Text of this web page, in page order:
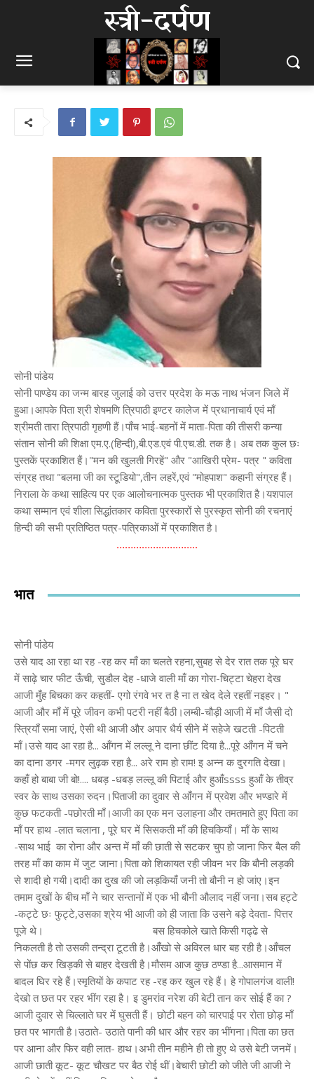
स्त्री-दर्पण
सोनी पांडेय
सोनी पाण्डेय का जन्म बारह जुलाई को उत्तर प्रदेश के मऊ नाथ भंजन जिले में
हुआ।आपके पिता श्री शेषमणि त्रिपाठी इण्टर कालेज में प्रधानाचार्य एवं माँ
श्रीमती तारा त्रिपाठी गृहणी हैं।पाँच भाई-बहनों में माता-पिता की तीसरी कन्या
संतान सोनी की शिक्षा एम.ए.(हिन्दी),बी.एड.एवं पी.एच.डी. तक है। अब तक कुल छः
पुस्तकें प्रकाशित हैं।"मन की खुलती गिरहें" और "आखिरी प्रेम- पत्र " कविता
संग्रह तथा "बलमा जी का स्टूडियो",तीन लहरें,एवं "मोहपाश" कहानी संग्रह हैं।
निराला के कथा साहित्य पर एक आलोचनात्मक पुस्तक भी प्रकाशित है।यशपाल
कथा सम्मान एवं शीला सिद्धांतकार कविता पुरस्कारों से पुरस्कृत सोनी की रचनाएं
हिन्दी की सभी प्रतिष्ठित पत्र-पत्रिकाओं में प्रकाशित है।
………………………..
भात
सोनी पांडेय
उसे याद आ रहा था रह -रह कर माँ का चलते रहना,सुबह से देर रात तक पूरे घर में साढ़े चार फीट ऊँची, सुडौल देह -धाजे वाली माँ का गोरा-चिट्टा चेहरा देख आजी मुँह बिचका कर कहतीं- एगो रंगवे भर त है ना त खेद देले रहतीं नइहर। " आजी और माँ में पूरे जीवन कभी पटरी नहीं बैठी।लम्बी-चौड़ी आजी में माँ जैसी दो स्त्रियाँ समा जाएं, ऐसी थी आजी और अपार धैर्य सीने में सहेजे खटती -पिटती माँ।उसे याद आ रहा है... आँगन में लल्लू ने दाना छींट दिया है...पूरे आँगन में चने का दाना डगर -मगर लुढ़क रहा है... अरे राम हो राम! इ अन्न क दुरगति देखा। कहाँ हो बाबा जी बो!.... धबड़ -धबड़ लल्लू की पिटाई और हुआँssss हुआँ के तीव्र स्वर के साथ उसका रुदन।पिताजी का दुवार से आँगन में प्रवेश और भण्डारे में कुछ फटकती -पछोरती माँ।आजी का एक मन उलाहना और तमतमाते हुए पिता का माँ पर हाथ -लात चलाना , पूरे घर में सिसकती माँ की हिचकियाँ। माँ के साथ -साथ भाई का रोना और अन्त में माँ की छाती से सटकर चुप हो जाना फिर बैल की तरह माँ का काम में जुट जाना।पिता को शिकायत रही जीवन भर कि बौनी लड़की से शादी हो गयी।दादी का दुख की जो लड़कियाँ जनी तो बौनी न हो जांए।इन तमाम दुखों के बीच माँ ने चार सन्तानों में एक भी बौनी औलाद नहीं जना।सब हट्टे -कट्टे छः फुट्टे,उसका श्रेय भी आजी को ही जाता कि उसने बड़े देवता- पित्तर पूजे थे। बस हिचकोले खाते किसी गढ्ढे से निकलती है तो उसकी तन्द्रा टूटती है।आँँखो से अविरल धार बह रही है।आँचल से पोंछ कर खिड़की से बाहर देखती है।मौसम आज कुछ ठण्डा है...आसमान में बादल घिर रहे हैं।स्मृतियों के कपाट रह -रह कर खुल रहे हैं। हे गोपालगंज वाली!देखो त छत पर रहर भींग रहा है। इ डुमरांव नरेश की बेटी तान कर सोई हैंं का ? आजी दुवार से चिल्लाते घर में घुसती हैं। छोटी बहन को चारपाई पर रोता छोड़ माँ छत पर भागती है।उठाते- उठाते पानी की धार और रहर का भींगना।पिता का छत पर आना और फिर वही लात- हाथ।अभी तीन महीने ही तो हुए थे उसे बेटी जनमें।आजी छाती कूट- कूट चौखट पर बैठ रोई थीं।बेचारी छोटी को जीते जी आजी ने कभी गोद में नहीं लिया। कितना तो भरा है हलाहल,...आकण्ठ हलाहल।वह जार-जार रोती है चलती बस में।बगल में बैठी बूढ़ी औरत सांत्वना देती है।यही दुनिया की रीत है बेटी!..जो आया है सबको एक दिन नौ मन चइली पर ही राख होना है, पर माया जो न कराये।वह थोड़ी संयत होती है...सोचती है ,कैसे जान लिया इस औरत ने बिना कहे कि मैं मृत्यु के शोक में हूँ।कितना अजीब है न औरतों का एक दूसरे का दुख समझ लेने की अनुभूति। पिता की नफरत और आजी के उलाहनों के दो पाटों में माँ आजीवन पिसती चली गयी ,पीछे छूट गया भरा -पूरा परिवार।वह सोचती है ...क्या माँ के बाद भी उन्हें वैसे ही तीज -खिचड़ी,सावन ,आद्रा में याद किया जाएगा? मन में एक हूक उठती है....हूं! जिस पिता ने कभी सिर पर स्नेह से हाथ नहीं रखा ,उससे क्या उम्मीदें।भाई पहले ही साड़ी कपड़े के नाम पर बहनों को लालची और अँचार -चटनी देते देख चटोरी घोषित कर अपमानित करते रहे,अब तो यह स्नेह भी खत्म उस आँगन से जहाँ जन्म ले पलीं -बढ़ीं।उसका दिल तरह -तरह की कल्पनाओं में उफन रहा था। बारिश छूट गयी है,बस के यात्री खिडक़ी का शीशा बन्द कर रहे हैं।बीच- बीच में कन्डेक्टर यात्रियों को उनके स्टापेज पर उतार रहा है। दर्द का रास्ता और विरह की रात कटती ही नहीं है,रास्ता जैसे पहाड़ सा होता जा रहा है।मन में खीझ उठती है..इ बस है की बैलगाड़ी, हर पाँच मिनट में रोकता,चढ़ाता,उतारता चल रहा है।पति के सेना में सिपाही होने से वह बच्चों को पढ़ाई के लिए अकेले ही ले शहर में किराए के मकान में रहती थी।आज माँ की बीमारी की खबर सुन बच्चों को रिश्तेदार के पास छोड़कर झटपट भागी थी।पिता ने जिन शब्दों में फोन पर खबर दी थी उससे उसे माँ के अब इस दुनिया में न होने की गन्ध अनायास ही मिल रही थी।बेचैनी की हालत में वह घर से निकल पड़ी थी। ह्रदय दर्द से फटा जा रहा है...इस सावन को भी आज ही इतना बरसना था?इस साल आधा सावन सूखा रहा और आज ना जाने कहाँ से इतने बादल उमड़ आए थे आकाश के सीने पर और हहर -भहर- बरस रहे थे।सोचती है...सावन से माँ को बहुत प्रेम था,चूड़िहारिन से भर -भर हाथ हरी चूड़ियाँ पहनती थी माँ ,फेरी वाले से हरी साड़ी मोल- तोल कर लेती और भर सावन पहनती।कूटते -पीसते ,माजते -धोते सावन के गीत गुनगुनाती ,गाती.... कजरी केही संग खेलूं मोरी सखियाँ पिया मोरे गये विदेसवा ना...... कितना प्रेम था इस सावन से माँ को....अरूई के पत्ते का रीकवच,महुवे का लाटा,पुआ और अदउरी कोहड़े की सब्जी खूब मन से बना गरम -गरम पूड़ियों संग भर -भर पेट खिलाती ।जाँत में चने का बेसन पीसती ,ओखल में दाल छांटती ,मधुर कण्ठ से कजरी गाती ।हरी सूती साड़ी पर पीले सरसों के फूल की छाप सी तो कभी कोहबर में हल्दी ,गेरू ,चन्दन की गन्ध सी मोहक माँ।वह फिरसे फूट -फूट कर रोती है।यात्री सांत्वना देते हैं...कंडेक्टर अब यात्रियों से जल्दी उतरने -चढ़ने को कहने लगा है।समझ रहा है कि अब मुझसे यात्रा असहनीय हो चला है। बस की रफ्तार भी कुछ पहले से तेज हुई है।कुछ पहचाने हाट बाजार दिखने लगे हैं धीरे -धीरे। गाँव भी दीखने लगा है...कलेजा धौंकनी की तरह धड़क रहा है,दर्द के ताप से झुलसती वह तड़प उठती है।वह कैसे देखेगी माँ का मृत चेहरा...आज पहली बार माँ उसकी नजर उतारते हुए धार नहीं देगी।उसके चेहरे को देख कर दुबले होने का उलाहना नहीं होगा...आह! sss कैसे वह सहेगी यह वेदना ,सोचती है और छाती को कसकर मींजती है।कंडक्टर आवाज देता है..महुवारी आ गयाsss चलो उतरो ...चलो उतरो.....। वह साहस बटोर कर अपना छोटा सा बैग पकड़ बस की भीड़ को धक्का देते जैसे -तैसे उतरती है।गाँव अभी भी एक कोस दूर है ,वह पगडंडियों का सार्टकट रास्ता पकड़ तेजी से आगे बढ़ती है..कुछ दूर आगे बढ़ते ही बस्तियाँ दीखने लगती हैं,वह चमरौटी से होकर निकलती है...यह रास्ता सीधे उसके घर तक जाता है।लाठी टेके बूढ़ी मंगइ बो धीरे -धीरे चली जा रही हैं।उसे देखकर ठिठकती हैं...आँचल मुँह में ठूस लेती हैं...वह उन्हें पकड़ कर खूब रोती है।गाँव की पहली स्त्री की छाती से सटी वह ऐसे बिलख उठती है जैसे पहली विदाई में माँ से।मंगइ बो समझा बुझा कर ले चलती हैं टोले की ओर...उसे याद आता है ...मंगइ बो की दावेदारी पूरे टोले के बच्चों पर है।सबका नार इन्होंने ही काटा है।बहुत जसी हाथ..एक भी मुआछ(मृत्यु) नहीं।सारे शिशु हँसते -खिलखिलाते जवान हो गये।इन दिनों नई बहुएँ शहर जा रही हैं...हर किसी का पेट काट बच्चा पैदा होते देख वह बहुत दुखी रहने लगीं हैं।औरतें देह नास रहीं हैं का दुख लिए वह अब कम ही घर से निकलती हैं किन्तु आज का दुख उन्हें इधर ले आया है।हम चार भाई- बहनों के सात बच्चे और भरी- पूरी माँ की कोख की अक्सर बलाएँ उतारने वाली गाँव की जाय माँ मंगइ बो मेरा हाथ थामें चली आ रही है दुवार पर,पीछे औरतों का हुजूम।सामने दरवाजे पर चद्दर से ढ़की माँ की मृत देह ,पास में विलाप करती छोटी बहन।मुझे देखते ही भाईयों की आवाज आती है--अब जल्दी से नहलाओ धुलाओ सब! देर हो रही है। सब मेरे इन्तजार में थे...मैंने काँपते हाथों से मुँह से चद्दर हटाया....भर माँग पीला सिन्दूर, लाल बिन्दी... हरी साड़ी और कलाईयों में आज भी हरी- भरी चूड़ियाँ, चेहरे पर हल्की मुस्कान संग चीर निद्रा में सोई माँ के गालों को छोटी थपथपा कर जगाना चाहती है।छोटी सबसे छोटी माँ की संतान... चालीस की उम्र में एक और बेटे की चाहत में पैदा हुई अनचाही संतान।अभी पिछले साल ही इसकी शादी की थी माँ ने।कितनी खुश थी कि अब बेटियाँ ब्याह गयीं,सावन में गंगा नहाएगी।पता नहीं यह भी उसका सपना पूरा हुआ या नहीं।दोनों भाभियाँ हमें परे हटा माँ को चौकी पर उठवा कर ले गयीं, हम वहीं धरती पर पड़ीं रोतीं-बिलखतीं बेटियों के कान में पिता की रौबदार आवाज पड़ती है...अच्छा अब बस करो तुम लोग,जो होना था हो चुका...अम्मा की विदाई की तैयारी कराओ मिलकर। विदा शब्दकोश का सबसे क्रूर शब्द तीर सा चुभता है कलेजे में।माँ की यह अन्तिम विदाई पिता के लिए कितनी सहज प्रक्रिया है,देख रही हूँ।वह सबसे बोल-बतिया रहे हैं,बिना किसी शोक के।जैसे माँ का जाना उनके जीवन से कोई कमी नहीं होगा।वह सिर पकड़ लेती है...उफ्फ!...यदि माँ की जगह आज यहाँ पिता की लाश होती तो क्या माँ भी इतनी ही सहज होती?....नहींssssनहीं!उसकी तो दुनिया ही उजड़ जाती...सुहागने छूने से ड़रतीं,एक अभागी स्त्री का ठप्पा लिए बाकी जीवन किसी उजाड़ खण्ड की बखरी सा उपेक्षित हो जाता ,पर पिता तो पिता हैं....लोग कह रहे हैं... भागवाले पत्नी को कंधा देते हैं। बुआ लोग समझा -बुझा हमें वहाँ ले गयीं जहाँ माँ को भावजें नहला रहींं थीं। चादर का पर्दा मरदों की तरफ तान कुछ औरतें खड़ी थीं तो कुछ भावजों को क्या करना है समझा रहीं थीं।बगल की बड़की अम्मा ने आदेशित किया -"बाल्टी की पानी में कुश ,गंगा जल ड़ाल दो और हाँ पाव भर शुद्ध घी जरूर ले लेना देह में लगाने को नहीं तो सूख गयी तो ठीक से जलेगी नहीं देंह।" बड़ी भाभी कैंची से देंह के कपड़े काट गहने उतार रही थी...छोटी गहनों को गिन कर जिठानी को बता कम चेता ज्यादा रही थी कि छः थान गहना निकला है...दो चाँदी,चार सोना।बड़ी ने जलती आँखों से दाँत पीसकर जवाब दिया--"भाग नहीं रही हूँ लेकर,बाउजी हिसाब करेंगे की क्या होगा इसका।" छोटी कुछ सोच कर चुप रह गयी...शायद मृत्यु की बेला,वरना वह इतनी संतोषी नहीं थी कि जिठानी को एक जौ रखने दे बिना बांंटै। माँ दोनों के व्यवहार से दुखी थी,छोटी आए दिन अलग होने का नारा लगा घर में कुहराम मचाती और बड़ी सीधे ससुर से जा लहरा आती कि माँ ने सिर चढ़ाया है।पिता सबको छोड़ माँ से लड़ने बैठ जाते।यह सब माँ से असहनीय होता जा रहा था और इसी दुख ने उसे मात्र साठ की उम्र में हमसे छीन लिया। खैर लोकलाज के भय से भावजों ने माँ को नहला -धुला कर तैयार कर दिया ,हमें इस काम से बड़की अम्मा ने दूर रखा यह कहते हुए कि यह बहुओं का काम है,बेटियों के छुए मुक्ति बिगड़ जाएगी।लाल चुनरी में माँ को खूब अच्छे से उन बहुओं ने आज सजाया था जो जीते जी पानी देने के लिए भी एक दूसरे का मुँह देखती थीं।पिता ने पण्डित के कहने पर माँग में पीला सिन्दूर भरा और पिण्डा पार अर्थी उठी।छोटी दौड कर अर्थी से लिपट गयी,बड़े भाई ने उसे बड़ी मुश्किल से अर्थी से अलग किया, सभी रो पड़े...माँ की पेटपोछनी औलाद।अभी तो बीस साल की ही है बेचारी... बी.ए. इसी साल पूरा हुआ और उन्नीसवें में ब्याह भी दी गयी। हम बेटियों के हिस्से चाह कर भी मन की शिक्षा नहीं रही,इण्टर में ही मेरी शादी कर आजी ने गंगा नहाया।आजी तो पिता की जंघा पवित्र करना चाहती थीं मेरा बाल विवाह करा ,पर शुक्र है कि पिता के लाख अत्याचार को सह कर माँ अड़ गयी कि बिना जवान हुए लड़की नहीं ब्याही जाएगी।साल भर आजी माँ से मुँह फुलाए बैठी रहीं।बात -बात पर अपमान सहती माँ ने पढ़ना -लिखना भाईयों से चिट्ठी-पतरी भर ही सीख पाया था किन्तु घर के काम निबटा चुपके से अखबार लेकर बैठ जाती पढ़ने और हमें भी पढ़ने को कहती।सोचती हूँ कि माँ को बागी बनाने वाला अखबार ही था जिसमें वह स्त्रियों के स्वास्थ्य सम्बंधित कालम खूब मन से पढ़ती थी।यह अखबार ही था जिसने हमारे जीवन में उजास भरा ,वरना माँ का मौन हमें वहीं पटकता जहाँ माँ का जीवन था और इस तरह जाना कि शिक्षा की लौ स्त्री मुक्ति के लिए सबसे जरूरी तत्व है। माँ की अर्थी उठने के साथ ही दरवाजे से भीड़ छट गयी,टोले के पुरूष दाह -संस्कार के लिए गंगा जी चले गये,औरतें नहाने -धोने चली गयीं। दोनों भावजें बेटियों की मदद से घर -आँगन धोने -पोतने में लग गयीं। माँ का बिस्तर, पहना कपड़ा गठ्ठर बना कर बड़ी भाभी गढ़हे मेंं फेंक नहाने बैठ गयीं....छोटी नहा चुकी थी,अपने बच्चों को रसोईं का बचा खाना जल्दी-जल्दी खिलाने लगी तो बड़ी भड़क उठी----अरे! घर में अउर लइका छेहर हैं, तनी उनका भी खयाल रहे,अब चूल्हा में आग कल सांझ से पहले नहीं जलेगा। छोट